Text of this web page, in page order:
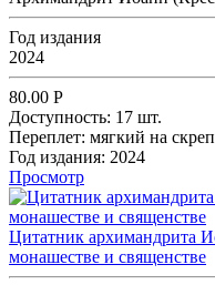
Год издания
2024
80.00 Р
Доступность: 17 шт.
Переплет: мягкий на
Год издания: 2024
Просмотр
Цитатник архимандрита
монашестве и священстве